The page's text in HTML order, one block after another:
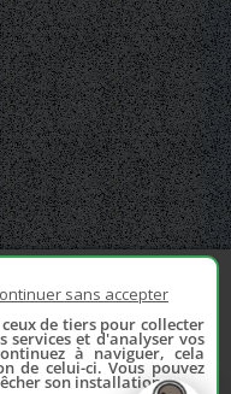
sans accepter
de tiers pour collecter
et d'analyser vos
à naviguer, cela
de celui-ci. Vous pouvez
son installation.